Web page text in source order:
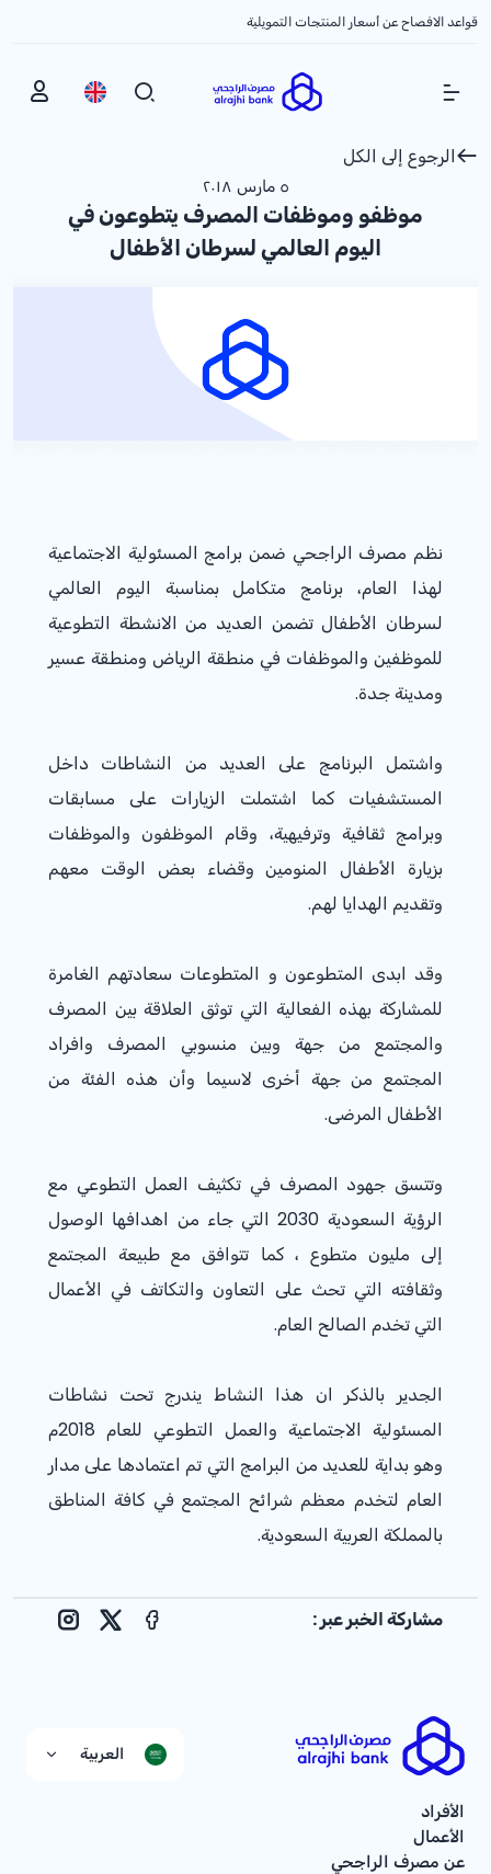
قواعد الافصاح عن أسعار المنتجات التمويلية
Show Menu
الرجوع إلى الكل
٥ مارس ٢٠١٨
موظفو وموظفات المصرف يتطوعون في
اليوم العالمي لسرطان الأطفال
نظم مصرف الراجحي ضمن برامج المسئولية الاجتماعية
لهذا العام، برنامج متكامل بمناسبة اليوم العالمي
لسرطان الأطفال تضمن العديد من الانشطة التطوعية
للموظفين والموظفات في منطقة الرياض ومنطقة عسير
ومدينة جدة.
واشتمل البرنامج على العديد من النشاطات داخل
المستشفيات كما اشتملت الزيارات على مسابقات
وبرامج ثقافية وترفيهية، وقام الموظفون والموظفات
بزيارة الأطفال المنومين وقضاء بعض الوقت معهم
وتقديم الهدايا لهم.
وقد ابدى المتطوعون و المتطوعات سعادتهم الغامرة
للمشاركة بهذه الفعالية التي توثق العلاقة بين المصرف
والمجتمع من جهة وبين منسوبي المصرف وافراد
المجتمع من جهة أخرى لاسيما وأن هذه الفئة من
الأطفال المرضى.
وتتسق جهود المصرف في تكثيف العمل التطوعي مع
الرؤية السعودية 2030 التي جاء من اهدافها الوصول
إلى مليون متطوع ، كما تتوافق مع طبيعة المجتمع
وثقافته التي تحث على التعاون والتكاتف في الأعمال
التي تخدم الصالح العام.
الجدير بالذكر ان هذا النشاط يندرج تحت نشاطات
المسئولية الاجتماعية والعمل التطوعي للعام 2018م
وهو بداية للعديد من البرامج التي تم اعتمادها على مدار
العام لتخدم معظم شرائح المجتمع في كافة المناطق
بالمملكة العربية السعودية.
مشاركة الخبر عبر : Facebook
X
العربية
الأفراد
الأعمال
عن مصرف الراجحي